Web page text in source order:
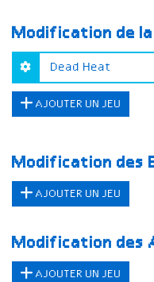
Modification de
AJOUTER UN JEU
Modification des
AJOUTER UN JEU
Modification des
AJOUTER UN JEU